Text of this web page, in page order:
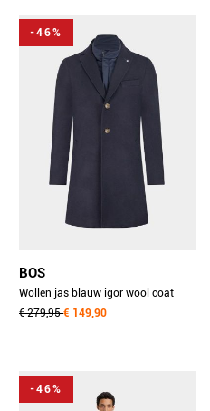
-46%
BOS
Wollen jas blauw igor wool coat
25301ig43bo/290 navy
€ 279,95€ 149,90
-46%